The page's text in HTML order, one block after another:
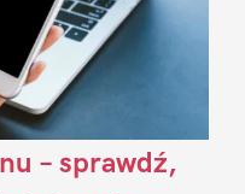
– sprawdź,